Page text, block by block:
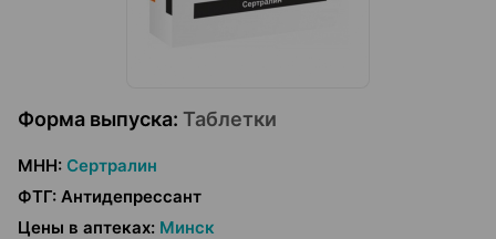
Форма выпуска: Таблетки
МНН: Сертралин
ФТГ: Антидепрессант
Цены в аптеках: Минск